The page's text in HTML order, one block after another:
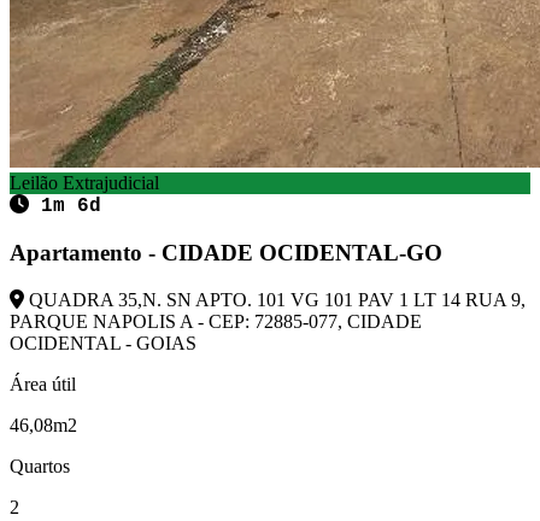
Leilão Extrajudicial
1m 6d
Apartamento - CIDADE OCIDENTAL-GO
QUADRA 35,N. SN APTO. 101 VG 101 PAV 1 LT 14 RUA 9,
PARQUE NAPOLIS A - CEP: 72885-077, CIDADE
OCIDENTAL - GOIAS
Área útil
46,08m2
Quartos
2